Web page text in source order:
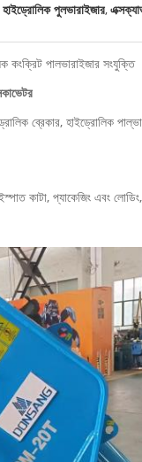
পুলভারাইজার,
কংক্রিট পালভারাইজার সংযুক্তি
হাইড্রোলিক
কাটা, প্যাকেজিং এবং